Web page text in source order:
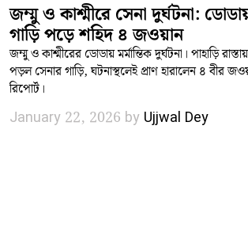
জম্মু ও কাশ্মীরে সেনা দুর্ঘটনা:
গাড়ি পড়ে শহিদ ৪ জওয়ান
জম্মু ও কাশ্মীরের ডোডায় মর্মান্তিক দুর্ঘটনা। পাহাড়ি
পড়ল সেনার গাড়ি, ঘটনাস্থলেই প্রাণ হারালেন ৪ বীর
রিপোর্ট।
January 22, 2026 by Ujjwal Dey